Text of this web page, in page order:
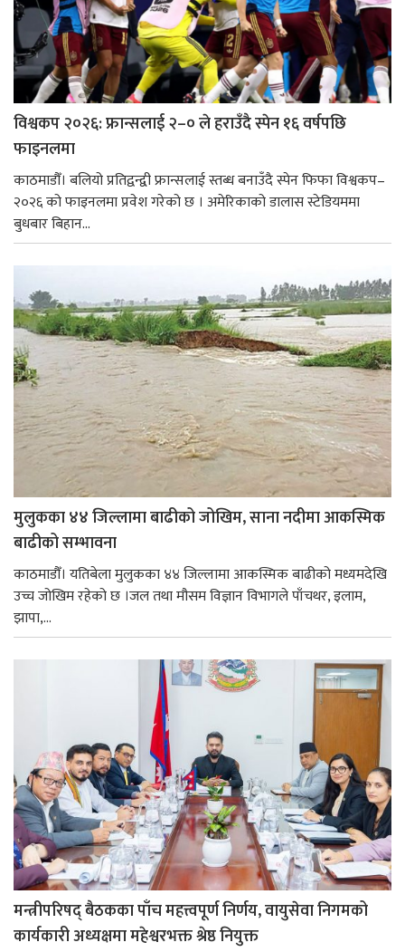
विश्वकप २०२६: फ्रान्सलाई २–० ले हराउँदै स्पेन १६ वर्षपछि
फाइनलमा
काठमाडौँ। बलियो प्रतिद्वन्द्वी फ्रान्सलाई स्तब्ध बनाउँदै स्पेन फिफा विश्वकप–
२०२६ को फाइनलमा प्रवेश गरेको छ । अमेरिकाको डालास स्टेडियममा
बुधबार बिहान...
मुलुकका ४४ जिल्लामा बाढीको जोखिम, साना नदीमा आकस्मिक
बाढीको सम्भावना
काठमाडौँ। यतिबेला मुलुकका ४४ जिल्लामा आकस्मिक बाढीको मध्यमदेखि
उच्च जोखिम रहेको छ ।जल तथा मौसम विज्ञान विभागले पाँचथर, इलाम,
झापा,...
मन्त्रीपरिषद् बैठकका पाँच महत्त्वपूर्ण निर्णय, वायुसेवा निगमको
कार्यकारी अध्यक्षमा महेश्वरभक्त श्रेष्ठ नियुक्त